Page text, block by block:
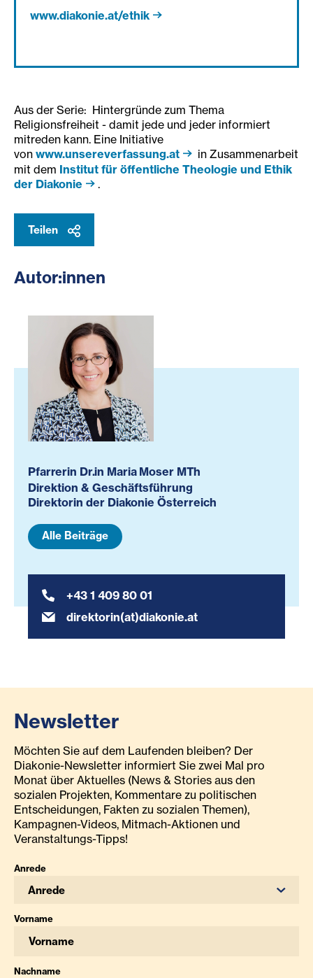
www.diakonie.at/ethik
Aus der Serie: Hintergründe zum Thema
Religionsfreiheit - damit jede und jeder informiert
mitreden kann. Eine Initiative
von www.unsereverfassung.at
in Zusammenarbeit
mit dem Institut für öffentliche Theologie und Ethik
der Diakonie
.
Teilen
Autor:innen
Pfarrerin Dr.in Maria Moser MTh
Direktion & Geschäftsführung
Direktorin der Diakonie Österreich
Alle Beiträge
+43 1 409 80 01
direktorin(at)diakonie.at
Newsletter
Möchten Sie auf dem Laufenden bleiben? Der
Diakonie-Newsletter informiert Sie zwei Mal pro
Monat über Aktuelles (News & Stories aus den
sozialen Projekten, Kommentare zu politischen
Entscheidungen, Fakten zu sozialen Themen),
Kampagnen-Videos, Mitmach-Aktionen und
Veranstaltungs-Tipps!
Anrede
Anrede
Vorname
Nachname